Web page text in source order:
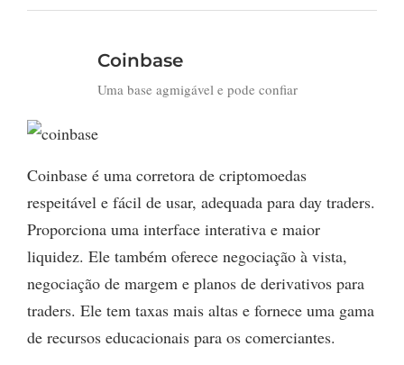
Coinbase
Uma base agmigável e pode confiar
Coinbase é uma corretora de criptomoedas
respeitável e fácil de usar, adequada para day traders.
Proporciona uma interface interativa e maior
liquidez. Ele também oferece negociação à vista,
negociação de margem e planos de derivativos para
traders. Ele tem taxas mais altas e fornece uma gama
de recursos educacionais para os comerciantes.